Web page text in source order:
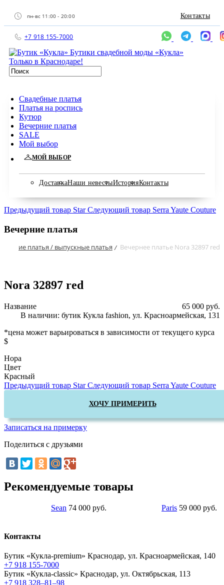
пн-вс 11:00 - 20:00 Контакты
+7 918 155-7000
Бутики свадебной моды «Кукла»
Только в Краснодаре!
Свадебные платья
Платья на роспись
Кутюр
Вечерние платья
SALE
Мой выбор
МОЙ ВЫБОР
ДоставкаНаши невестыИсторияКонтакты
Предыдущий товар Star Следующий товар Serra Yaute Couture
Вечерние платья
платья / выпускные платья / Вечернее платье Nora 32897 red
Nora 32897 red
65 000 руб.
В наличии: бутик Кукла fashion, ул. Красноармейская, 131
*цена может варьироваться в зависимости от текущего курса
$
Название
Нора
Цвет
Красный
Предыдущий товар Star Следующий товар Serra Yaute Couture
ХОЧУ ПРИМЕРИТЬ
Записаться на примерку
Поделиться с друзьями
Рекомендуемые товары
74 000 руб. 59 000 руб.
Контакты
Бутик «Кукла-premium» Краснодар, ул. Красноармейская, 140
+7 918 155-7000
Бутик «Кукла-classic» Краснодар, ул. Октябрьская, 113
+7 918 328–81–98